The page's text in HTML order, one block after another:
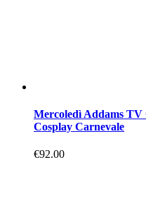
Mercoledì Addams
Cosplay Carnevale
€92.00